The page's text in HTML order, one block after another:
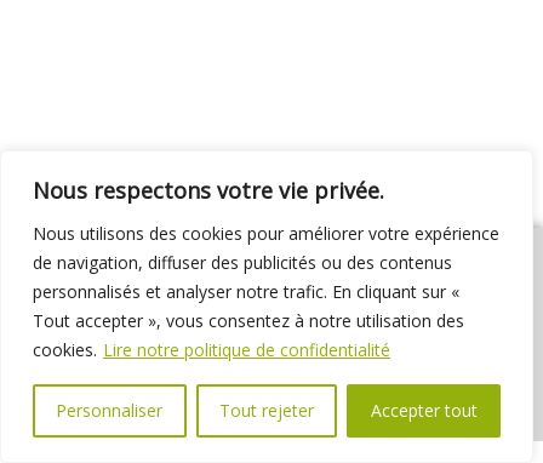
Nous respectons votre vie privée.
Nous utilisons des cookies pour améliorer votre expérience
de navigation, diffuser des publicités ou des contenus
personnalisés et analyser notre trafic. En cliquant sur «
Tout accepter », vous consentez à notre utilisation des
cookies. Lire notre politique de confidentialité
Personnaliser Tout rejeter Accepter tout
01 69 31 72 10 01 69 31 37 31
Nous contacter
Espace élus
Marchés publics Délibérations